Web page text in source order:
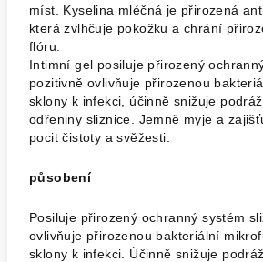
míst. Kyselina mléčná je přirozená
která zvlhčuje pokožku a chrání
flóru.
Intimní gel posiluje přirozený
pozitivně ovlivňuje přirozenou
sklony k infekci, účinně snižuje
odřeniny sliznice. Jemně myje a
pocit čistoty a svěžesti.
působení
Posiluje přirozený ochranný systém
ovlivňuje přirozenou bakteriální
sklony k infekci. Účinně snižuje